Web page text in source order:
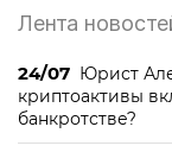
Лента
24/07 Юрист
криптоактивы
банкротстве?